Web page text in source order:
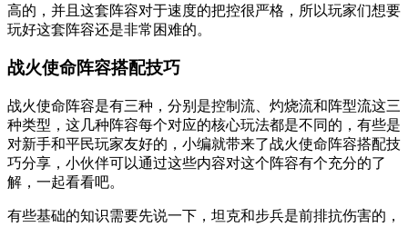
高的，并且这套阵容对于速度的把控很严格，所以玩家们想要
玩好这套阵容还是非常困难的。
战火使命阵容搭配技巧
战火使命阵容是有三种，分别是控制流、灼烧流和阵型流这三
种类型，这几种阵容每个对应的核心玩法都是不同的，有些是
对新手和平民玩家友好的，小编就带来了战火使命阵容搭配技
巧分享，小伙伴可以通过这些内容对这个阵容有个充分的了
解，一起看看吧。
有些基础的知识需要先说一下，坦克和步兵是前排抗伤害的，